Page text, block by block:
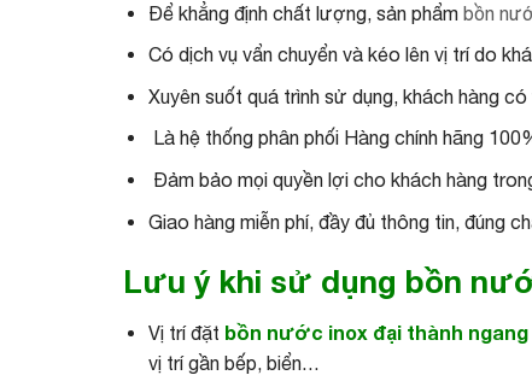
Để khẳng định chất lượng, sản phẩm bồn
Có dịch vụ vẩn chuyển và kéo lên vị trí do
Xuyên suốt quá trình sử dụng, khách hàng
Là hệ thống phân phối Hàng chính hãng
Đảm bảo mọi quyền lợi cho khách hàng
Giao hàng miễn phí, đầy đủ thông tin, đúng
Lưu ý khi sử dụng bồn
Vị trí đặt bồn nước inox đại thành ngang
vị trí gần bếp, biển…